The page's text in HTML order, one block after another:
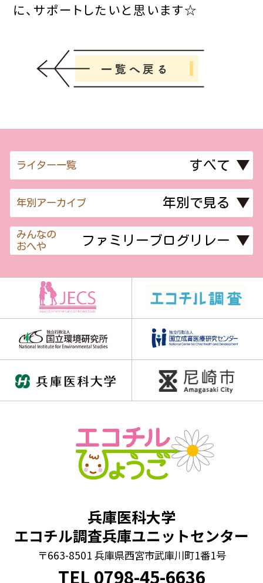
に、サポートしたいと思います☆
ライター一覧
年別アーカイブ
みんなの
おへや
兵庫医科大学
エコチル調査兵庫ユニットセンター
〒663-8501 兵庫県西宮市武庫川町1番1号
TEL 0798-45-6636